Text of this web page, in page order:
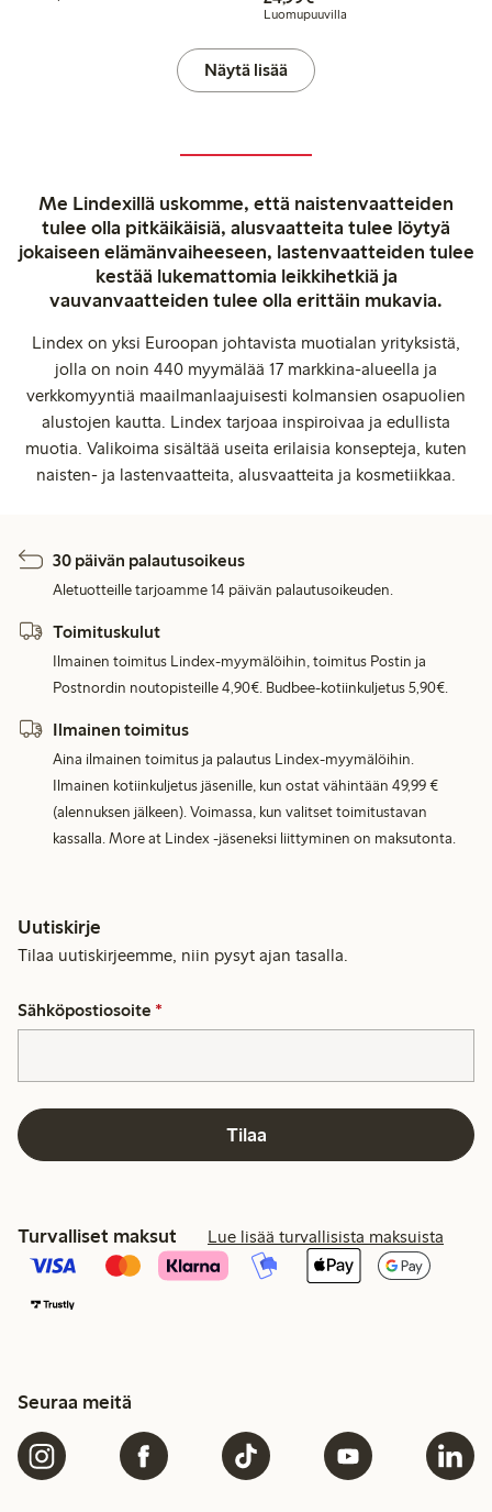
Luomupuuvilla
Näytä lisää
Me Lindexillä uskomme, että naistenvaatteiden
tulee olla pitkäikäisiä, alusvaatteita tulee löytyä
jokaiseen elämänvaiheeseen, lastenvaatteiden tulee
kestää lukemattomia leikkihetkiä ja
vauvanvaatteiden tulee olla erittäin mukavia.
Lindex on yksi Euroopan johtavista muotialan yrityksistä,
jolla on noin 440 myymälää 17 markkina-alueella ja
verkkomyyntiä maailmanlaajuisesti kolmansien osapuolien
alustojen kautta. Lindex tarjoaa inspiroivaa ja edullista
muotia. Valikoima sisältää useita erilaisia konsepteja, kuten
naisten- ja lastenvaatteita, alusvaatteita ja kosmetiikkaa.
30 päivän palautusoikeus
Aletuotteille tarjoamme 14 päivän palautusoikeuden.
Toimituskulut
Ilmainen toimitus Lindex-myymälöihin, toimitus Postin ja
Postnordin noutopisteille 4,90€. Budbee-kotiinkuljetus 5,90€.
Ilmainen toimitus
Aina ilmainen toimitus ja palautus Lindex-myymälöihin.
Ilmainen kotiinkuljetus jäsenille, kun ostat vähintään 49,99 €
(alennuksen jälkeen). Voimassa, kun valitset toimitustavan
kassalla. More at Lindex -jäseneksi liittyminen on maksutonta.
Uutiskirje
Tilaa uutiskirjeemme, niin pysyt ajan tasalla.
Sähköpostiosoite *
Tilaa
Turvalliset maksut Lue lisää turvallisista maksuista
Seuraa meitä